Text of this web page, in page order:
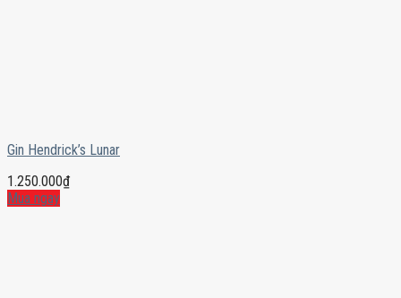
Gin Hendrick’s Lunar
1.250.000₫
Mua ngay